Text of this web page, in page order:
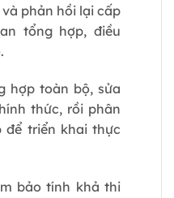
phản hồi lại cấp
tổng hợp, điều
hợp toàn bộ, sửa
thức, rồi phân
để triển khai thực
bảo tính khả thi